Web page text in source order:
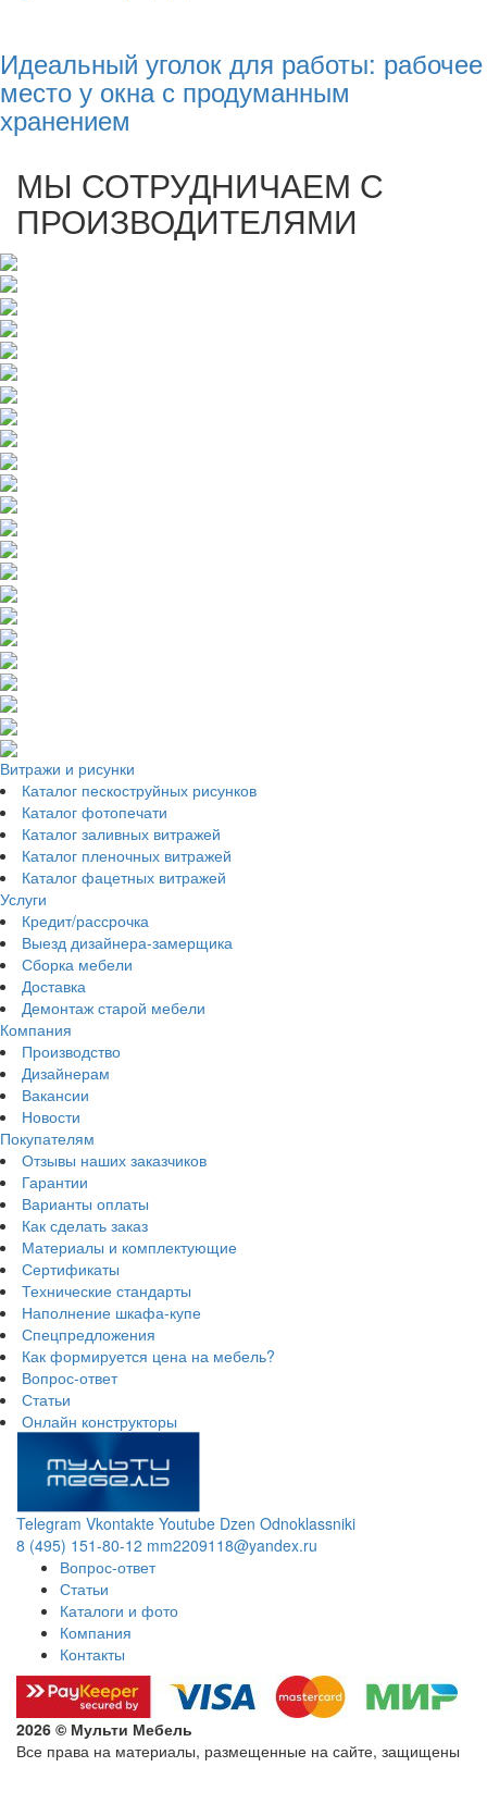
Идеальный уголок для работы: рабочее
место у окна с продуманным
хранением
МЫ СОТРУДНИЧАЕМ С
ПРОИЗВОДИТЕЛЯМИ
Витражи и рисунки
Каталог пескоструйных рисунков
Каталог фотопечати
Каталог заливных витражей
Каталог пленочных витражей
Каталог фацетных витражей
Услуги
Кредит/рассрочка
Выезд дизайнера-замерщика
Сборка мебели
Доставка
Демонтаж старой мебели
Компания
Производство
Дизайнерам
Вакансии
Новости
Покупателям
Отзывы наших заказчиков
Гарантии
Варианты оплаты
Как сделать заказ
Материалы и комплектующие
Сертификаты
Технические стандарты
Наполнение шкафа-купе
Спецпредложения
Как формируется цена на мебель?
Вопрос-ответ
Статьи
Онлайн конструкторы
Telegram Vkontakte Youtube Dzen Odnoklassniki
8 (495) 151-80-12 mm2209118@yandex.ru
Вопрос-ответ
Статьи
Каталоги и фото
Компания
Контакты
2026 © Мульти Мебель
Все права на материалы, размещенные на сайте, защищены